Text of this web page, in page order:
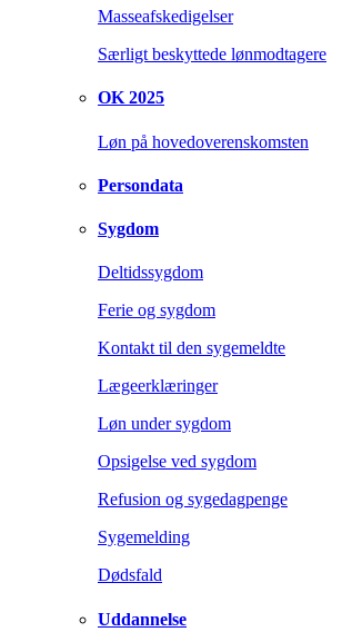
Masseafskedigelser
Særligt beskyttede lønmodtagere
OK 2025
Løn på hovedoverenskomsten
Persondata
Sygdom
Deltidssygdom
Ferie og sygdom
Kontakt til den sygemeldte
Lægeerklæringer
Løn under sygdom
Opsigelse ved sygdom
Refusion og sygedagpenge
Sygemelding
Dødsfald
Uddannelse